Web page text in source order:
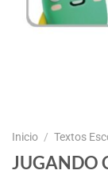
Inicio / Textos
JUGANDO